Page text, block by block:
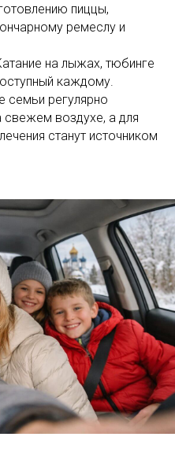
пиццы,
ремеслу и
на лыжах, тюбинге
каждому.
семьи регулярно
свежем воздухе, а для
станут источником